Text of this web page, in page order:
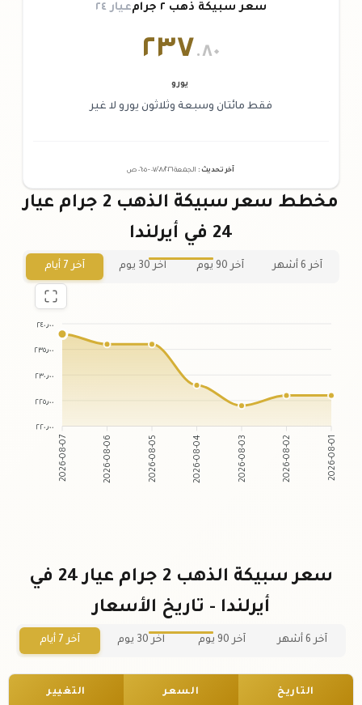
سعر سبيكة ذهب ٢ جرام عيار ٢٤
٢٣٧ .٨٠
يورو
فقط مائتان وسبعة وثلاثون يورو لا غير
آخر تحديث : الجمعة ٠٧ /٠٨/٢٠٢٦ - ٠٦:٠٥ ص
مخطط سعر سبيكة الذهب 2 جرام عيار
24 في أيرلندا
آخر 6 أشهر آخر 90 يوم آخر 30 يوم آخر 7 أيام
٢٤٠٫٠٠
٢٣٥٫٠٠
٢٣٠٫٠٠
٢٢٥٫٠٠
٢٢٠٫٠٠
2026-08-07 2026-08-06 2026-08-05 2026-08-04 2026-08-03 2026-08-02 2026-08-01
سعر سبيكة الذهب 2 جرام عيار 24 في
أيرلندا - تاريخ الأسعار
آخر 6 أشهر آخر 90 يوم آخر 30 يوم آخر 7 أيام
التاريخ السعر التغيير